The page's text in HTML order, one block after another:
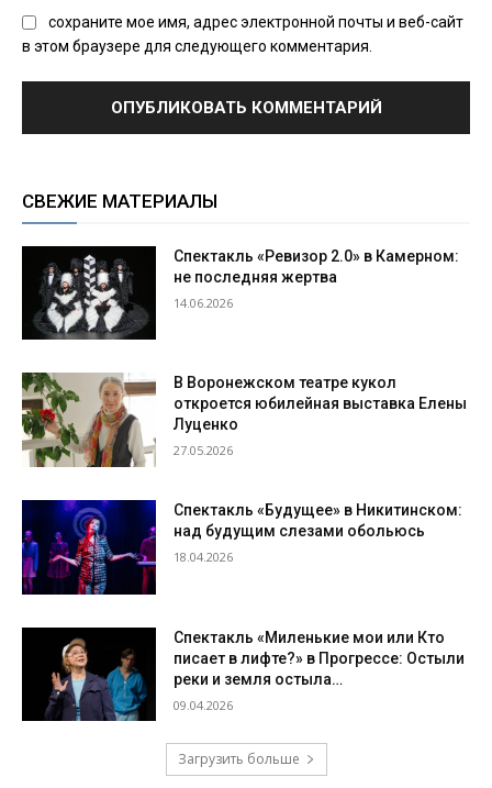
сохраните мое имя, адрес электронной почты и веб-сайт
в этом браузере для следующего комментария.
СВЕЖИЕ МАТЕРИАЛЫ
Спектакль «Ревизор 2.0» в Камерном:
не последняя жертва
14.06.2026
В Воронежском театре кукол
откроется юбилейная выставка Елены
Луценко
27.05.2026
Спектакль «Будущее» в Никитинском:
над будущим слезами обольюсь
18.04.2026
Спектакль «Миленькие мои или Кто
писает в лифте?» в Прогрессе: Остыли
реки и земля остыла…
09.04.2026
Загрузить больше